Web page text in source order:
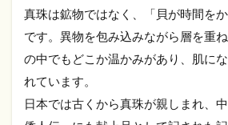
お守
りと
して
語ら
れる
理由
3
真珠は鉱物ではなく、「貝が時間をか
です。異物を包み込みながら層を重
の中でもどこか温かみがあり、肌に
れています。
日本では古くから真珠が親しまれ、